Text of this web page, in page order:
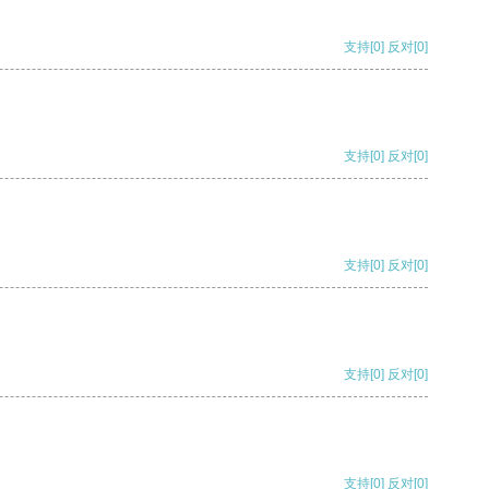
支持[0] 反对[0]
支持[0] 反对[0]
支持[0] 反对[0]
支持[0] 反对[0]
支持[0] 反对[0]